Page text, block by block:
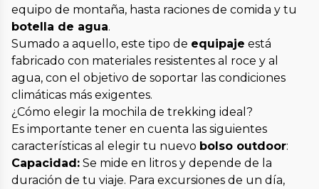
equipo de montaña, hasta raciones de comida y tu
botella de agua.
Sumado a aquello, este tipo de equipaje está
fabricado con materiales resistentes al roce y al
agua, con el objetivo de soportar las condiciones
climáticas más exigentes.
¿Cómo elegir la mochila de trekking ideal?
Es importante tener en cuenta las siguientes
características al elegir tu nuevo bolso outdoor:
Capacidad: Se mide en litros y depende de la
duración de tu viaje. Para excursiones de un día,